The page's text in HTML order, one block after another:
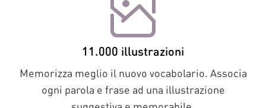
11.000 illustrazioni
Memorizza meglio il nuovo vocabolario. Associa
ogni parola e frase ad una illustrazione